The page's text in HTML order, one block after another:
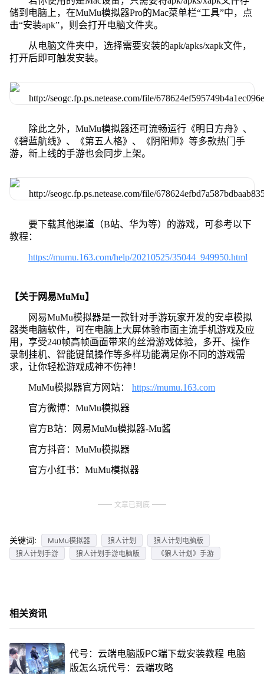
储到电脑上，在MuMu模拟器Pro的Mac菜单栏“工具”中，点
击“安装apk”，则会打开电脑文件夹。
从电脑文件夹中，选择需要安装的apk/apks/xapk文件，
打开后即可触发安装。
除此之外，MuMu模拟器还可流畅运行《明日方舟》、
《碧蓝航线》、《第五人格》、《阴阳师》等多款热门手
游，新上线的手游也会同步上架。
要下载其他渠道（B站、华为等）的游戏，可参考以下
教程：
https://mumu.163.com/help/20210525/35044_949950.html
【关于网易MuMu】
网易MuMu模拟器是一款针对手游玩家开发的安卓模拟
器类电脑软件，可在电脑上大屏体验市面主流手机游戏及应
用，享受240帧高帧画面带来的丝滑游戏体验，多开、操作
录制挂机、智能键鼠操作等多样功能满足你不同的游戏需
求，让你轻松游戏成神不伤神！
MuMu模拟器官方网站： https://mumu.163.com
官方微博：MuMu模拟器
官方B站：网易MuMu模拟器-Mu酱
官方抖音：MuMu模拟器
官方小红书：MuMu模拟器
文章已到底
关键词: MuMu模拟器 狼人计划
狼人计划电脑版
狼人计划手游
狼人计划手游电脑版 《狼人计划》手游
相关资讯
代号：云端电脑版PC端下载安装教程 电脑
版怎么玩代号：云端攻略